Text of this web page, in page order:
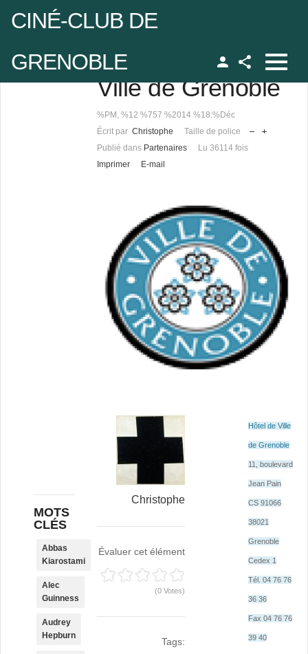
CINÉ-CLUB DE
GRENOBLE
Facebook
Ville de Grenoble
%PM, %12 %757 %2014 %18:%Déc
Écrit parChristophe
Taille de police
Publié dans Partenaires
Lu 36114 fois
Imprimer
E-mail
Christophe
Évaluer cet élément
(0 Votes)
Tags:
Hôtel de Ville
de Grenoble
11, boulevard
Jean Pain
CS 91066
38021
Grenoble
Cedex 1
Tél. 04 76 76
36 36
Fax 04 76 76
39 40
MOTS
CLÉS
Abbas
Kiarostami
Alec
Guinness
Audrey
Hepburn